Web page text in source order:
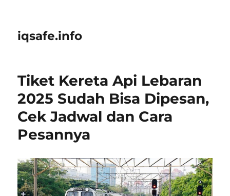
iqsafe.info
Tiket Kereta Api Lebaran
2025 Sudah Bisa Dipesan,
Cek Jadwal dan Cara
Pesannya